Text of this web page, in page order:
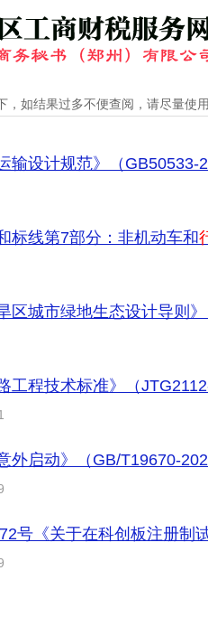
，如结果过多不便查阅，请尽量使
输设计规范》（
标线第7部分：非机动车和
区城市绿地生态设计导则
工程技术标准》（
外启动》（GB/T19670-